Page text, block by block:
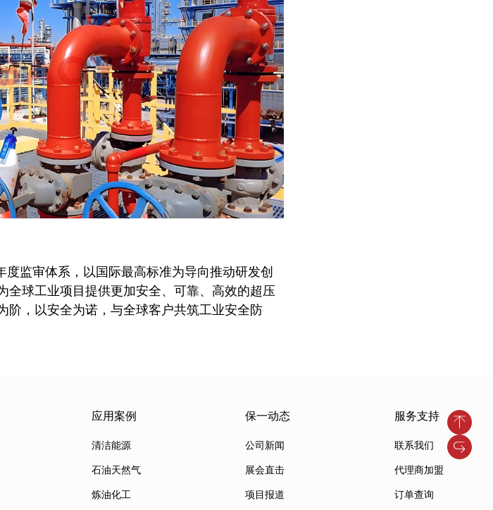
监审体系，以国际最高标准为导向推动研发创
全球工业项目提供更加安全、可靠、高效的超压
阶，以安全为诺，与全球客户共筑工业安全防
应用案例
清洁能源
石油天然气
炼油化工
保一动态
公司新闻
展会直击
项目报道
服务支持
联系我们
代理商加盟
订单查询